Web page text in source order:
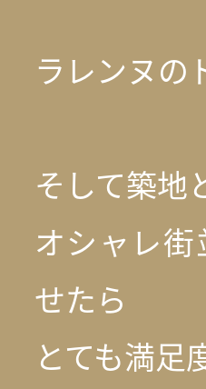
ラレンヌの
そして築地
オシャレ
せたら
とても満足